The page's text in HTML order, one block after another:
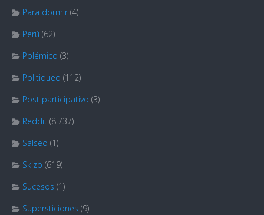
Para dormir (4)
Perú (62)
Polémico (3)
Politiqueo (112)
Post participativo (3)
Reddit (8.737)
Salseo (1)
Skizo (619)
Sucesos (1)
Supersticiones (9)